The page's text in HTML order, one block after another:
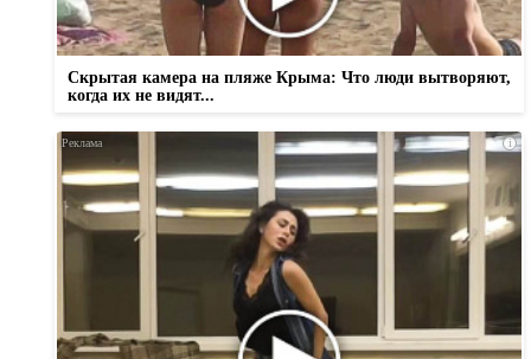
Скрытая камера на пляже Крыма: Что люди вытворяют,
когда их не видят...
i